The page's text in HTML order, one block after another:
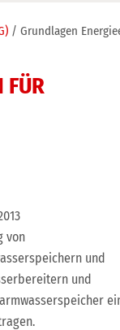
Grundlagen
FÜR
von
und
und